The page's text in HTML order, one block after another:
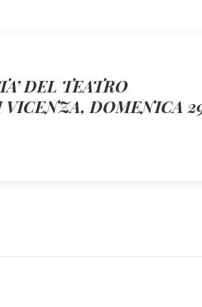
DEL TEATRO
VICENZA, DOMENICA